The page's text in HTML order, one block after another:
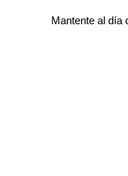
Mantente al día